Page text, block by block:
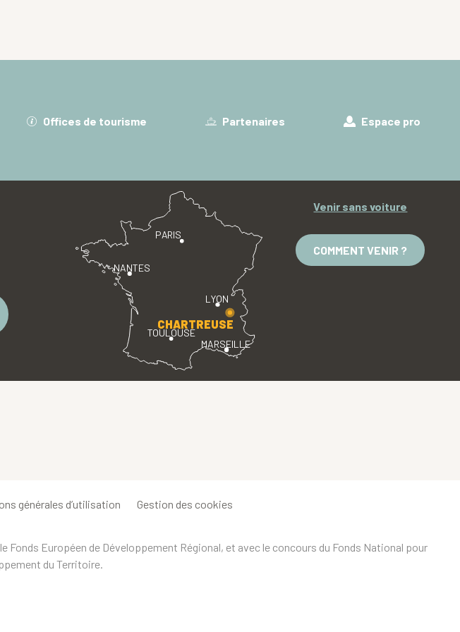
Offices de tourisme Partenaires Espace pro
PARIS
LYON
TOULOUSE
MARSEILLE
NANTES
CHARTREUSE
Venir sans voiture
COMMENT VENIR ?
générales d’utilisation Gestion des cookies
Fonds Européen de Développement Régional, et avec le concours du Fonds National pour
du Territoire.